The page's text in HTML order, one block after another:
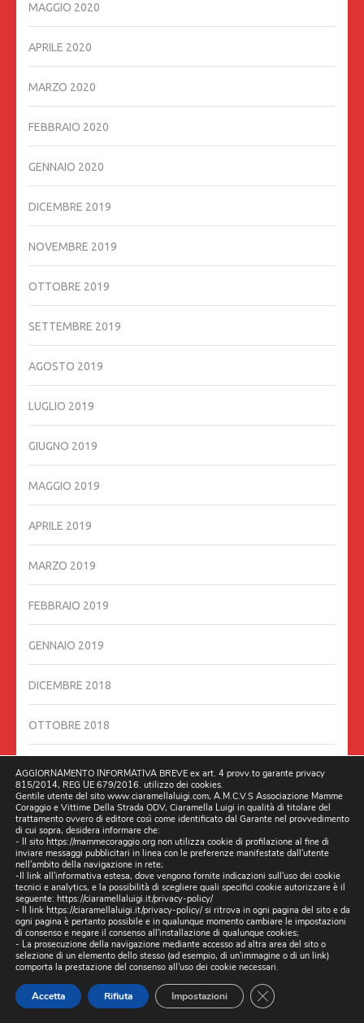
MAGGIO 2020
APRILE 2020
MARZO 2020
FEBBRAIO 2020
GENNAIO 2020
DICEMBRE 2019
NOVEMBRE 2019
OTTOBRE 2019
SETTEMBRE 2019
AGOSTO 2019
LUGLIO 2019
GIUGNO 2019
MAGGIO 2019
APRILE 2019
MARZO 2019
FEBBRAIO 2019
GENNAIO 2019
DICEMBRE 2018
OTTOBRE 2018
AGOSTO 2018
LUGLIO 2018
GIUGNO 2018
GIUGNO 2016
MAGGIO 2016
DICEMBRE 201
AGGIORNAMENTO INFORMATIVA BREVE ex art. 4 provv.to garante privacy
815/2014, REG UE 679/2016. utilizzo dei cookies.
Gentile utente del sito www.ciaramellaluigi.com, A.M.C.V.S Associazione Mamme
Coraggio e Vittime Della Strada ODV, Ciaramella Luigi in qualità di titolare del
trattamento ovvero di editore così come identificato dal Garante nel provvedimento
di cui sopra, desidera informare che:
- Il sito https://mammecoraggio.org non utilizza cookie di profilazione al fine di
inviare messaggi pubblicitari in linea con le preferenze manifestate dall'utente
nell'ambito della navigazione in rete;
-Il link all'informativa estesa, dove vengono fornite indicazioni sull'uso dei cookie
tecnici e analytics, e la possibilità di scegliere quali specifici cookie autorizzare è il
seguente: https://ciaramellaluigi.it/privacy-policy/
- Il link https://ciaramellaluigi.it/privacy-policy/si ritrova in ogni pagina del sito e da
ogni pagina è pertanto possibile e in qualunque momento cambiare le impostazioni
di consenso e negare il consenso all'installazione di qualunque cookies;
- La prosecuzione della navigazione mediante accesso ad altra area del sito o
selezione di un elemento dello stesso (ad esempio, di un'immagine o di un link)
comporta la prestazione del consenso all'uso dei cookie necessari.
Accetta Rifiuta Impostazioni CLOSE GDPR